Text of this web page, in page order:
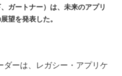
ガートナー）は、未来のアプリ
望を発表した。
ーは、レガシー・アプリケ